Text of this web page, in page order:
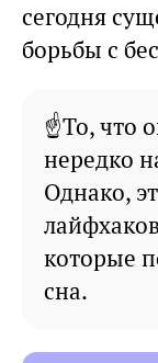
сегодня
борьбы с
☝То, что
нередко
Однако,
которые
сна.